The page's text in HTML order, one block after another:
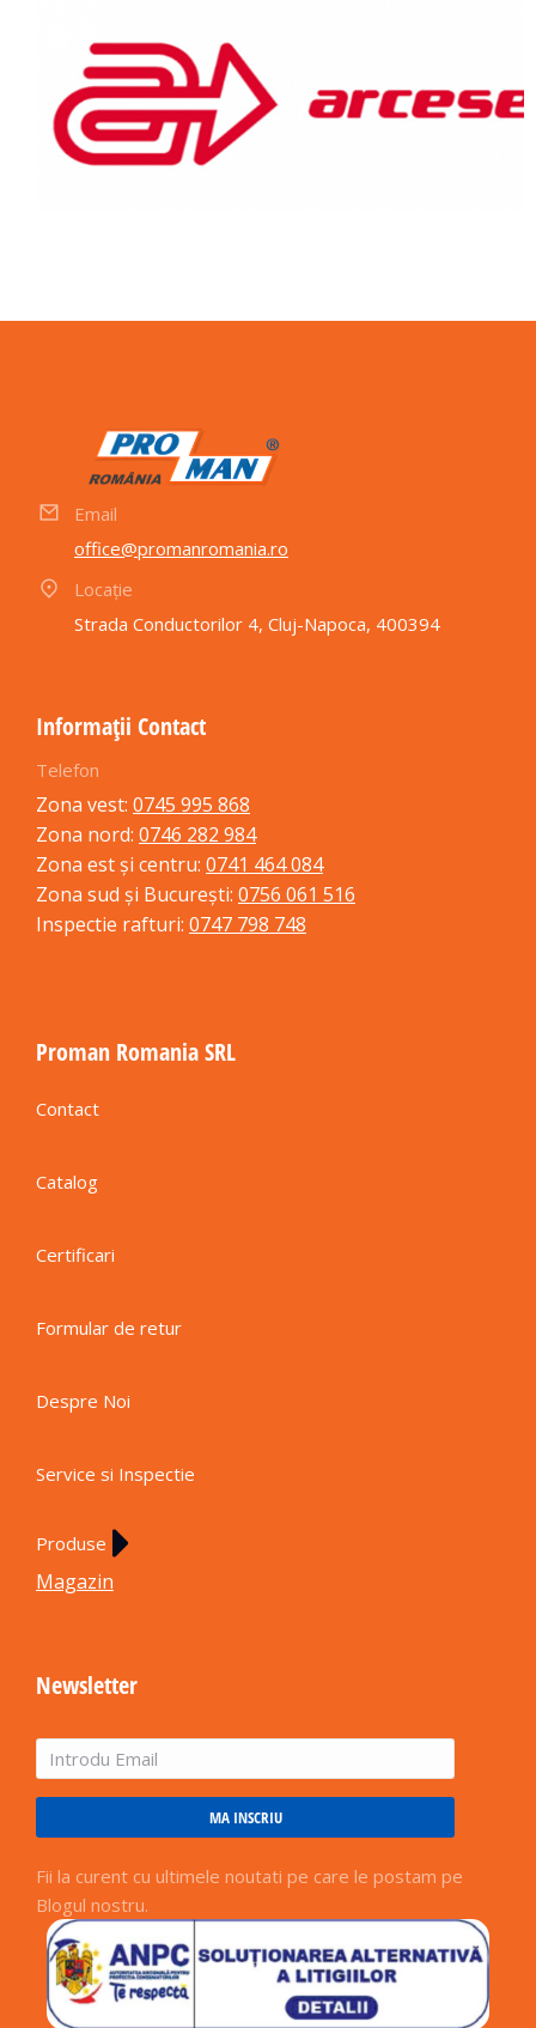
Email
office@promanromania.ro
Locație
Strada Conductorilor 4, Cluj-Napoca, 400394
Informații Contact
Telefon
Zona vest: 0745 995 868
Zona nord: 0746 282 984
Zona est și centru: 0741 464 084
Zona sud și București: 0756 061 516
Inspectie rafturi: 0747 798 748
Proman Romania SRL
Contact
Catalog
Certificari
Formular de retur
Despre Noi
Service si Inspectie
Produse
Magazin
Newsletter
MA INSCRIU
Fii la curent cu ultimele noutati pe care le postam pe
Blogul nostru.